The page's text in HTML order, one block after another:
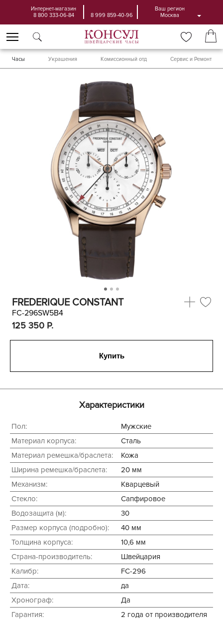
Интернет-магазин
8 800 333-06-84
8 999 859-40-96
Ваш регион
Москва
Часы Украшения Комиссионный отд Сервис и Ремонт
FREDERIQUE CONSTANT
FC-296SW5B4
125 350 P.
Купить
Характеристики
Пол:
Мужские
Материал корпуса:
Сталь
Материал ремешка/браслета:
Кожа
Ширина ремешка/браслета:
20 мм
Механизм:
Кварцевый
Стекло:
Сапфировое
Водозащита (м):
30
Размер корпуса (подробно):
40 мм
Толщина корпуса:
10,6 мм
Страна-производитель:
Швейцария
Калибр:
FC-296
Дата:
да
Хронограф:
Да
Гарантия:
2 года от производителя